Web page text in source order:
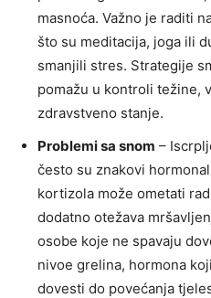
masnoća. Važno je raditi
što su meditacija, joga ili
smanjili stres. Strategije
pomažu u kontroli težine,
zdravstveno stanje.
Problemi sa snom –
često su znakovi
kortizola može ometati
dodatno otežava
osobe koje ne spavaju
nivoe grelina, hormona
dovesti do povećanja